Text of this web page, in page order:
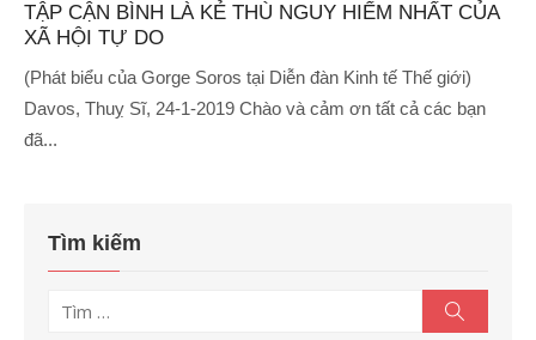
TẬP CẬN BÌNH LÀ KẺ THÙ NGUY HIỂM NHẤT CỦA
XÃ HỘI TỰ DO
(Phát biểu của Gorge Soros tại Diễn đàn Kinh tế Thế giới)
Davos, Thuỵ Sĩ, 24-1-2019 Chào và cảm ơn tất cả các bạn
đã...
Tìm kiếm
Tìm
kiếm